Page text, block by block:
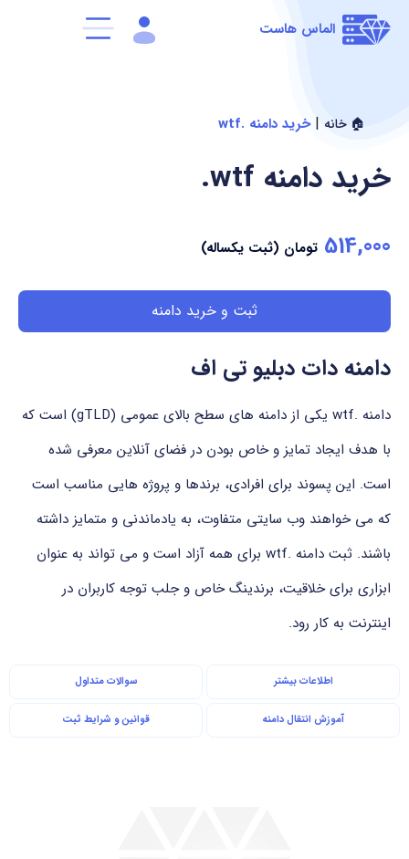
الماس هاست
🏠 خانه |خرید دامنه .wtf
.wtf خرید دامنه
514,000 تومان (ثبت یکساله)
ثبت و خرید دامنه
دامنه دات دبلیو تی اف
دامنه .wtf یکی از دامنه های سطح بالای عمومی (gTLD) است که
با هدف ایجاد تمایز و خاص بودن در فضای آنلاین معرفی شده
است. این پسوند برای افرادی، برندها و پروژه هایی مناسب است
که می خواهند وب سایتی متفاوت، به یادماندنی و متمایز داشته
باشند. ثبت دامنه .wtf برای همه آزاد است و می تواند به عنوان
ابزاری برای خلاقیت، برندینگ خاص و جلب توجه کاربران در
اینترنت به کار رود.
اطلاعات بیشتر سوالات متداول
آموزش انتقال دامنه قوانین و شرایط ثبت